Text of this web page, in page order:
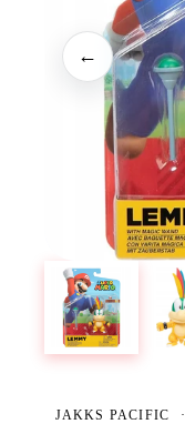
←
JAKKS PACIFIC ·